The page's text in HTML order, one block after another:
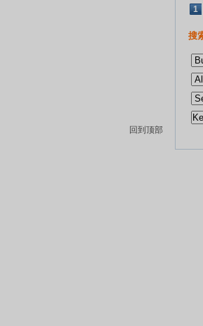
回到顶部
1
搜